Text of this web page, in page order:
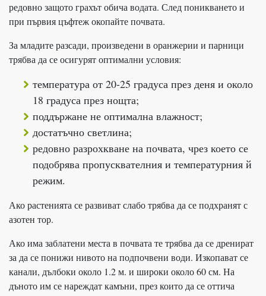
редовно защото грахът обича водата. След поникването и
при първия цъфтеж окопайте почвата.
За младите разсади, произведени в оранжерии и парници
трябва да се осигурят оптимални условия:
температура от 20-25 градуса през деня и около
18 градуса през нощта;
поддържане не оптимална влажност;
достатъчно светлина;
редовно разрохкване на почвата, чрез което се
подобрява пропусквателния и температурния й
режим.
Ако растенията се развиват слабо трябва да се подхранят с
азотен тор.
Ако има заблатени места в почвата те трябва да се дренират
за да се понижи нивото на подпочвени води. Изкопават се
канали, дълбоки около 1.2 м. и широки около 60 см. На
дъното им се нареждат камъни, през които да се оттича